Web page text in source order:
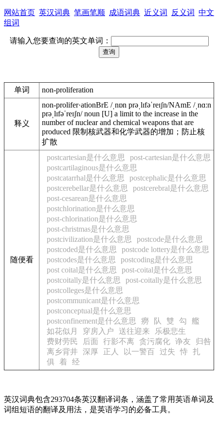
网站首页 英汉词典 笔画笔顺 成语词典 近义词 反义词 中文
组词
请输入您要查询的英文单词：
单词 non-proliferation
释义
non-prolifer·ationBrE /ˌnɒn prəˌlɪfəˈreɪʃn/NAmE /ˌnɑːn
prəˌlɪfəˈreɪʃn/ noun [U] a limit to the increase in the
number of nuclear and chemical weapons that are
produced 限制核武器和化学武器的增加；防止核
扩散
随便看
postcartesian是什么意思
post-cartesian是什么意思
postcartilaginous是什么意思
postcatarrhal是什么意思
postcephalic是什么意思
postcerebellar是什么意思
postcerebral是什么意思
post-cesarean是什么意思
postchlorination是什么意思
post-chlorination是什么意思
post-christmas是什么意思
postcivilization是什么意思
postcode是什么意思
postcoded是什么意思
postcode lottery是什么意思
postcodes是什么意思
postcoding是什么意思
post coital是什么意思
post-coital是什么意思
postcoitally是什么意思
post-coitally是什么意思
postcolleges是什么意思
postcommunicant是什么意思
postconceptual是什么意思
postconfinement是什么意思
癆 队 雙 勾
艦
如花似月
穿房入户 送往迎来
乐极悲生
费财劳民
后面 行影不离 贪污腐化 诤友
归咎
离乡背井 深厚 正人 以一警百 过失 恃 扎
俱
着 经
英汉词典包含293704条英汉翻译词条，涵盖了常用英语单词及
词组短语的翻译及用法，是英语学习的必备工具。